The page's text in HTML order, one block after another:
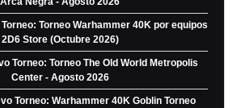
Torneo Warhammer 40K por equipos
2D6 Store (Octubre 2026)
Torneo: Torneo The Old World Metropolis
Center - Agosto 2026
Torneo: Warhammer 40K Goblin Torneo